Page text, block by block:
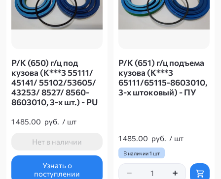
Р/К (650) г/ц под
кузова (К***3 55111/
45141/ 55102/53605/
43253/ 8527/ 8560-
8603010, 3-х шт.) - PU
1 485.00 руб. / шт
Нет в наличии
Узнать о
поступлении
Р/К (651) г/ц подъема
кузова (К***3
65111/65115-8603010,
3-х штоковый) - ПУ
В наличии1 шт
1 485.00 руб. / шт